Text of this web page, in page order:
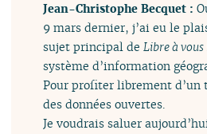
Jean-Christophe Becquet :
9 mars dernier, j’ai eu le
sujet principal deLibre à vous
système d’information
Pour profiter librement
des données ouvertes.
Je voudrais saluer